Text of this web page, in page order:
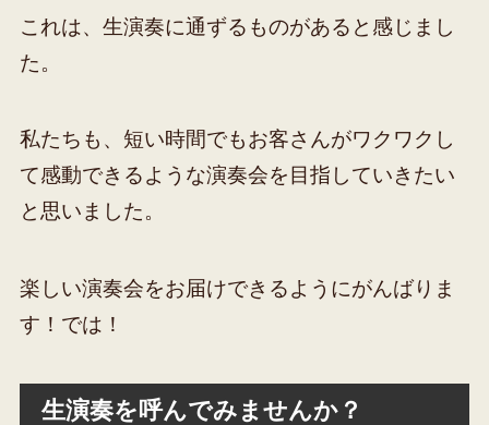
これは、生演奏に通ずるものがあると感じまし
た。
私たちも、短い時間でもお客さんがワクワクし
て感動できるような演奏会を目指していきたい
と思いました。
楽しい演奏会をお届けできるようにがんばりま
す！では！
生演奏を呼んでみませんか？